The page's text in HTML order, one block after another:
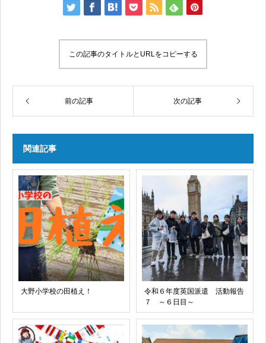
この記事のタイトルとURLをコピーする
前の記事 次の記事
関連記事
大野小学校の田植え！
令和６年度英国派遣 活動報告
７ ～６日目～